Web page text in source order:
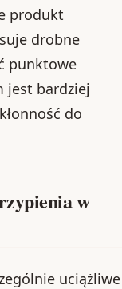
produkt
drobne
punktowe
jest bardziej
do
w
uciążliwe